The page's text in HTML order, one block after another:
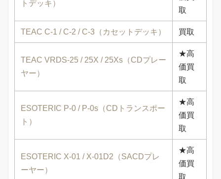
トデッキ）
取
TEAC C-1 / C-2 / C-3（カセットデッキ） 買取
TEAC VRDS-25 / 25X / 25Xs（CDプレー
ヤー）
★高
価買
取
ESOTERIC P-0 / P-0s（CDトランスポー
ト）
★高
価買
取
ESOTERIC X-01 / X-01D2（SACDプレ
ーヤー）
★高
価買
取